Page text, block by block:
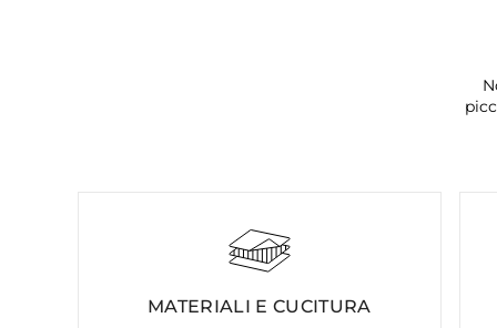
MATERIALI E CUCITURA